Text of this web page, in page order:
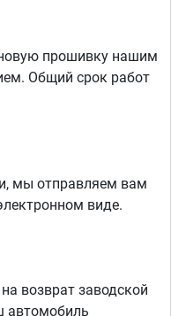
прошивку нашим
Общий срок работ
мы отправляем вам
виде.
возврат заводской
автомобиль